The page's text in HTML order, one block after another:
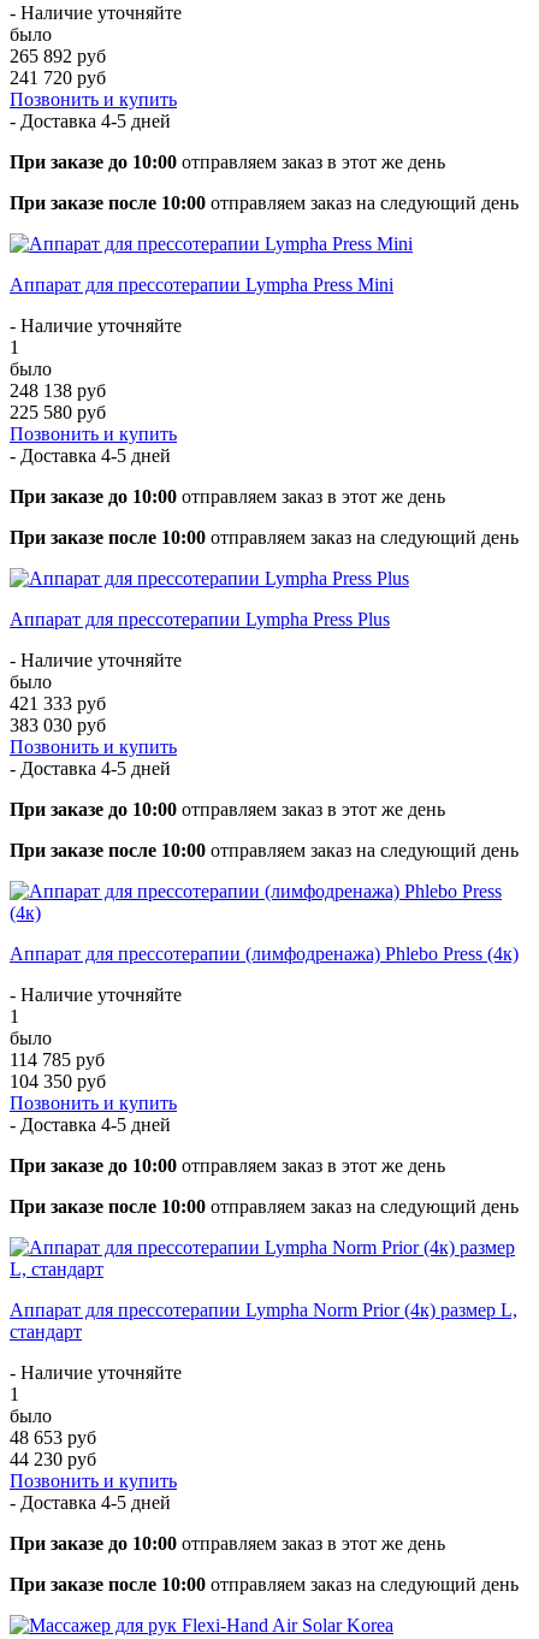
- Наличие уточняйте
было
265 892 руб
241 720 руб
Позвонить и купить
- Доставка 4-5 дней
При заказе до 10:00 отправляем заказ в этот же день
При заказе после 10:00 отправляем заказ на следующий день
Аппарат для прессотерапии Lympha Press Mini
- Наличие уточняйте
1
было
248 138 руб
225 580 руб
Позвонить и купить
- Доставка 4-5 дней
При заказе до 10:00 отправляем заказ в этот же день
При заказе после 10:00 отправляем заказ на следующий день
Аппарат для прессотерапии Lympha Press Plus
- Наличие уточняйте
было
421 333 руб
383 030 руб
Позвонить и купить
- Доставка 4-5 дней
При заказе до 10:00 отправляем заказ в этот же день
При заказе после 10:00 отправляем заказ на следующий день
Аппарат для прессотерапии (лимфодренажа) Phlebo Press (4к)
- Наличие уточняйте
1
было
114 785 руб
104 350 руб
Позвонить и купить
- Доставка 4-5 дней
При заказе до 10:00 отправляем заказ в этот же день
При заказе после 10:00 отправляем заказ на следующий день
Аппарат для прессотерапии Lympha Norm Prior (4к) размер L,
стандарт
- Наличие уточняйте
1
было
48 653 руб
44 230 руб
Позвонить и купить
- Доставка 4-5 дней
При заказе до 10:00 отправляем заказ в этот же день
При заказе после 10:00 отправляем заказ на следующий день